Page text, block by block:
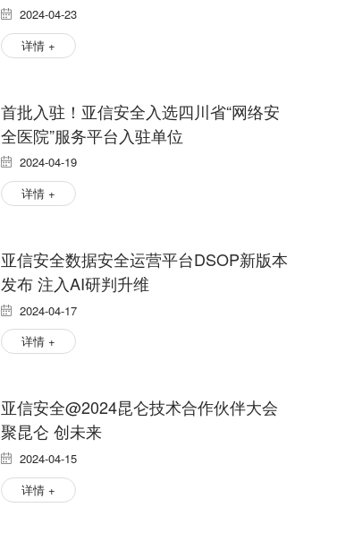
2024-04-23
详情 +
首批入驻！亚信安全入选四川省“网络安
全医院”服务平台入驻单位
2024-04-19
详情 +
亚信安全数据安全运营平台DSOP新版本
发布 注入AI研判升维
2024-04-17
详情 +
亚信安全@2024昆仑技术合作伙伴大会
聚昆仑 创未来
2024-04-15
详情 +